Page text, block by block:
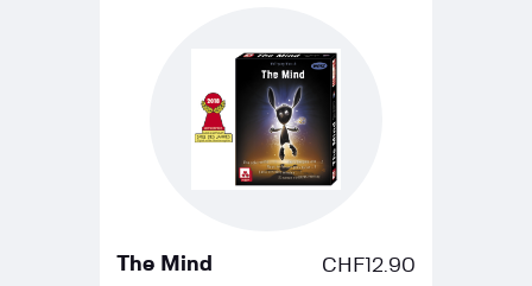
The Mind CHF12.90